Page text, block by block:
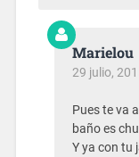
Marielou
29 julio,
Pues te va
baño es
Y ya con tu